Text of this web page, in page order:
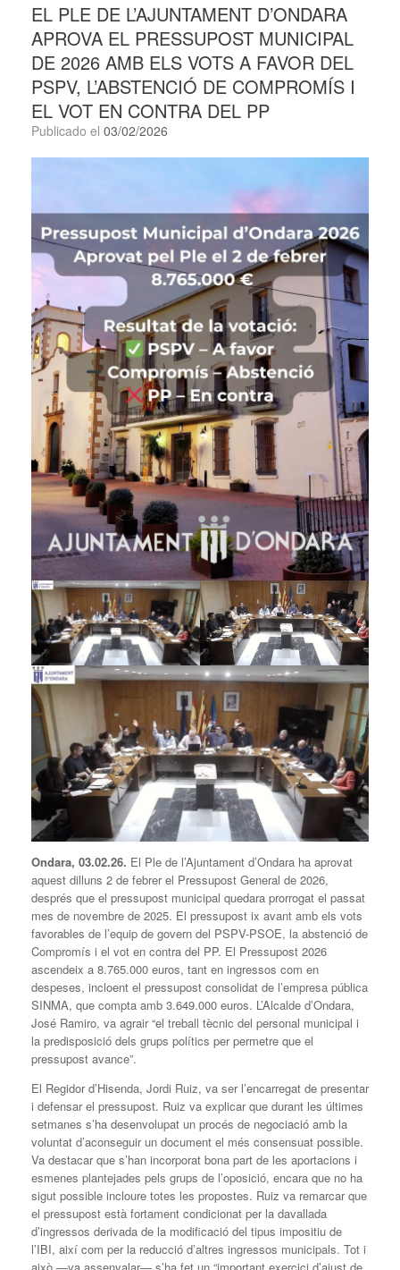
EL PLE DE L’AJUNTAMENT D’ONDARA
APROVA EL PRESSUPOST MUNICIPAL
DE 2026 AMB ELS VOTS A FAVOR DEL
PSPV, L’ABSTENCIÓ DE COMPROMÍS I
EL VOT EN CONTRA DEL PP
Publicado el 03/02/2026
Ondara, 03.02.26. El Ple de l’Ajuntament d’Ondara ha aprovat
aquest dilluns 2 de febrer el Pressupost General de 2026,
després que el pressupost municipal quedara prorrogat el passat
mes de novembre de 2025. El pressupost ix avant amb els vots
favorables de l’equip de govern del PSPV-PSOE, la abstenció de
Compromís i el vot en contra del PP. El Pressupost 2026
ascendeix a 8.765.000 euros, tant en ingressos com en
despeses, incloent el pressupost consolidat de l’empresa pública
SINMA, que compta amb 3.649.000 euros. L’Alcalde d’Ondara,
José Ramiro, va agrair “el treball tècnic del personal municipal i
la predisposició dels grups polítics per permetre que el
pressupost avance”.
El Regidor d’Hisenda, Jordi Ruiz, va ser l’encarregat de presentar
i defensar el pressupost. Ruiz va explicar que durant les últimes
setmanes s’ha desenvolupat un procés de negociació amb la
voluntat d’aconseguir un document el més consensuat possible.
Va destacar que s’han incorporat bona part de les aportacions i
esmenes plantejades pels grups de l’oposició, encara que no ha
sigut possible incloure totes les propostes. Ruiz va remarcar que
el pressupost està fortament condicionat per la davallada
d’ingressos derivada de la modificació del tipus impositiu de
l’IBI, així com per la reducció d’altres ingressos municipals. Tot i
això —va assenyalar— s’ha fet un “important exercici d’ajust de